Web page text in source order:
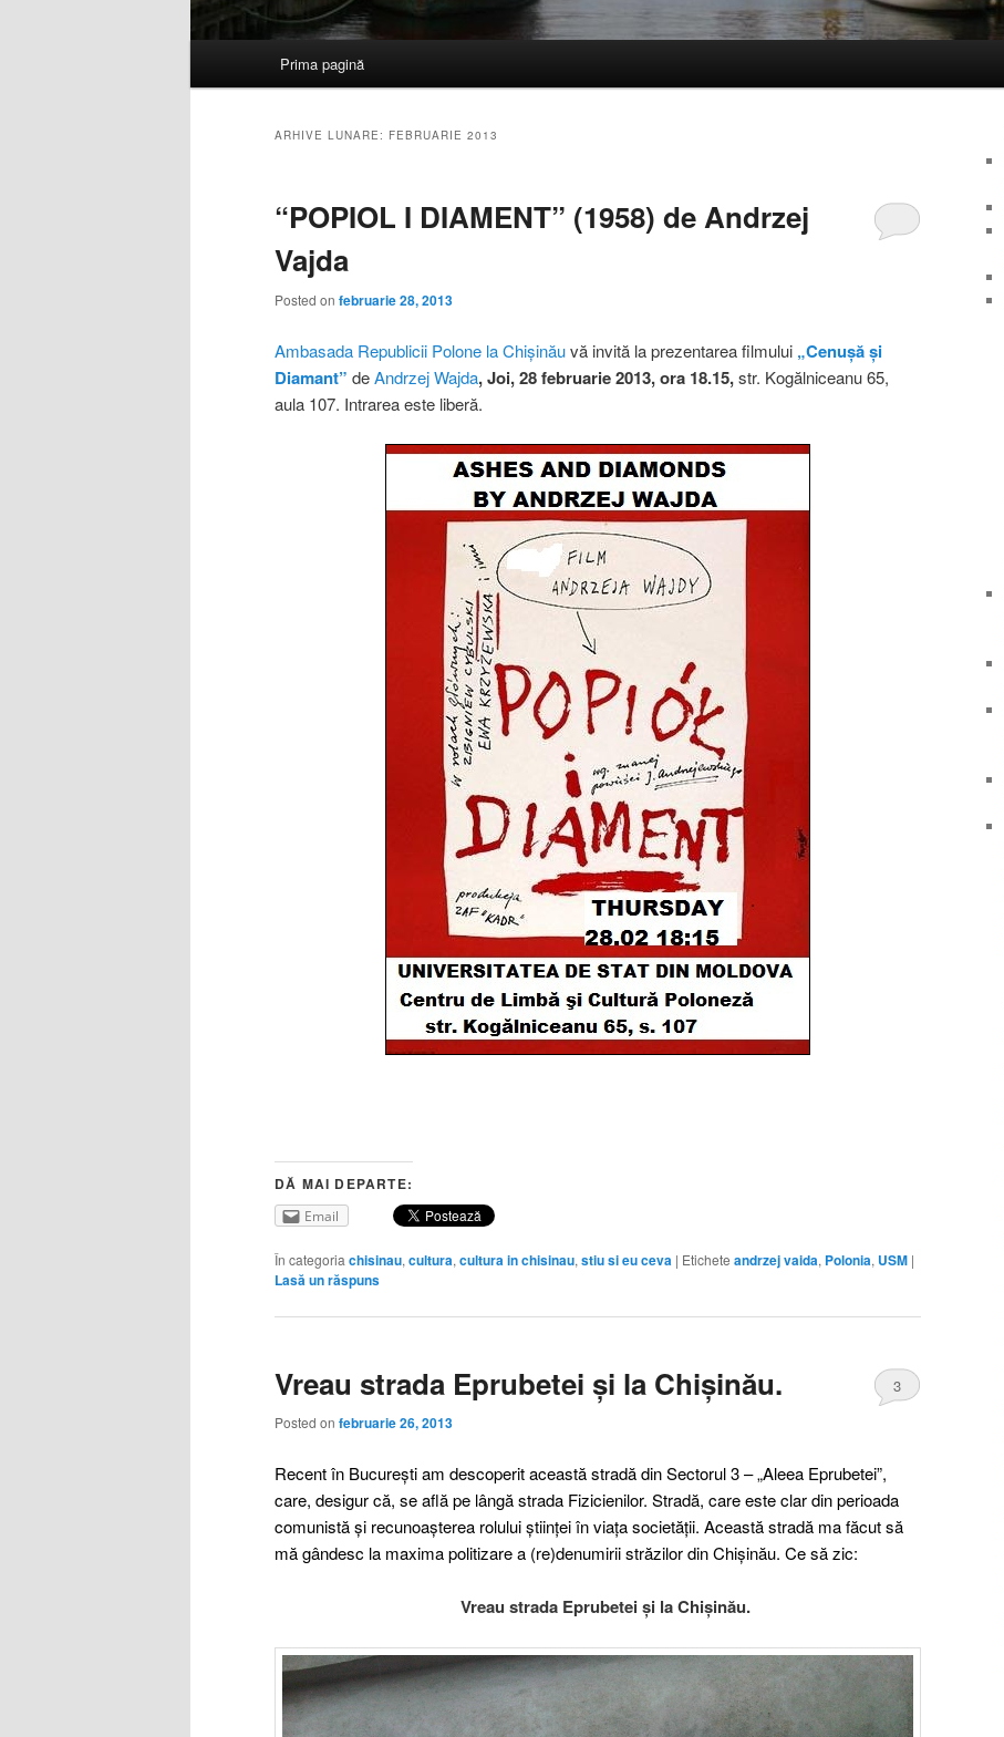
Sari
principal
Sari
secundar
Prima pagină
ARHIVE LUNARE: FEBRUARIE 2013
“POPIOL I DIAMENT” (1958) de Andrzej
Vajda
Posted on februarie 28, 2013
Ambasada Republicii Polone la Chişinăuvă invită la prezentarea filmului „Cenuşă şi
Diamant” deAndrzej Wajda, Joi, 28 februarie 2013, ora 18.15,str. Kogălniceanu 65,
aula 107. Intrarea este liberă.
DĂ MAI DEPARTE:
Email
În categoria chisinau, cultura, cultura in chisinau, stiu si eu ceva | Etichete andrzej vaida, Polonia, USM |
Lasă un răspuns
Vreau strada Eprubetei și la Chișinău.
Posted on februarie 26, 2013
3
Recent în București am descoperit această stradă din Sectorul 3 – „Aleea Eprubetei”,
care, desigur că, se află pe lângă strada Fizicienilor. Stradă, care este clar din perioada
comunistă și recunoașterea rolului științei în viața societății. Această stradă ma făcut să
mă gândesc la maxima politizare a (re)denumirii străzilor din Chișinău. Ce să zic:
Vreau strada Eprubetei și la Chișinău.